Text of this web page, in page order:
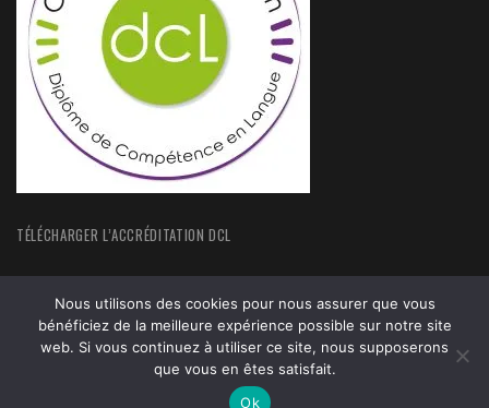
TÉLÉCHARGER L’ACCRÉDITATION DCL
FORMATIONS ACTUALITÉS MENTIONS LEGALES
Nous utilisons des cookies pour nous assurer que vous
bénéficiez de la meilleure expérience possible sur notre site
web. Si vous continuez à utiliser ce site, nous supposerons
que vous en êtes satisfait.
Ok